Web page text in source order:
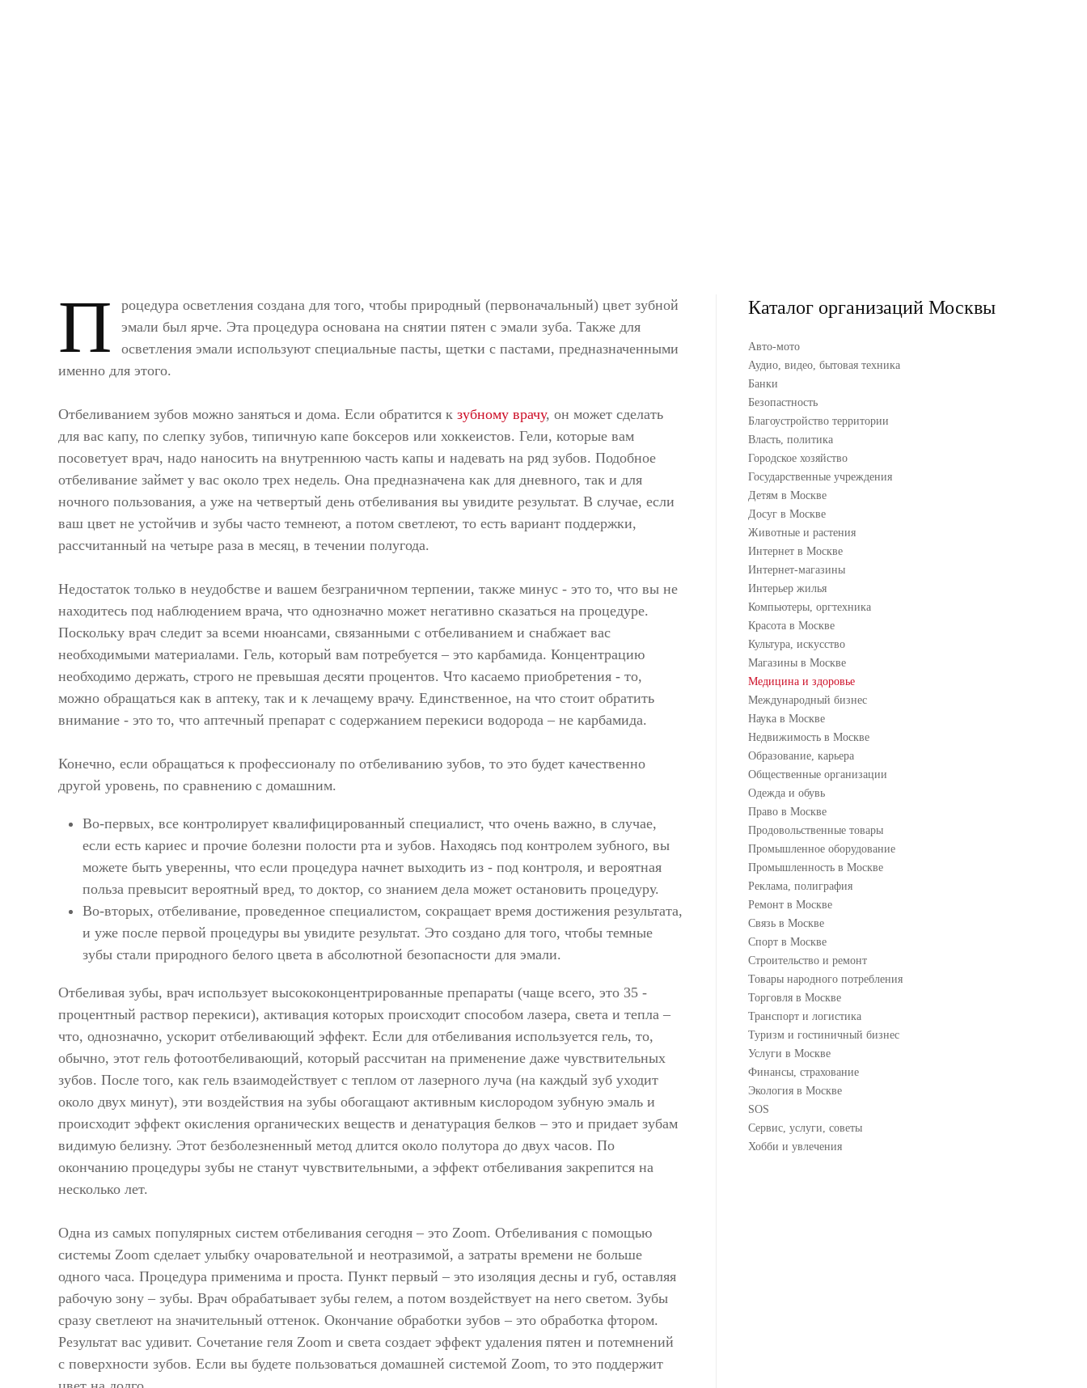
П
роцедура осветления создана для того, чтобы природный (первоначальный) цвет зубной
эмали был ярче. Эта процедура основана на снятии пятен с эмали зуба. Также для
осветления эмали используют специальные пасты, щетки с пастами, предназначенными
именно для этого.
Отбеливанием зубов можно заняться и дома. Если обратится к зубному врачу, он может сделать
для вас капу, по слепку зубов, типичную капе боксеров или хоккеистов. Гели, которые вам
посоветует врач, надо наносить на внутреннюю часть капы и надевать на ряд зубов. Подобное
отбеливание займет у вас около трех недель. Она предназначена как для дневного, так и для
ночного пользования, а уже на четвертый день отбеливания вы увидите результат. В случае, если
ваш цвет не устойчив и зубы часто темнеют, а потом светлеют, то есть вариант поддержки,
рассчитанный на четыре раза в месяц, в течении полугода.
Недостаток только в неудобстве и вашем безграничном терпении, также минус - это то, что вы не
находитесь под наблюдением врача, что однозначно может негативно сказаться на процедуре.
Поскольку врач следит за всеми нюансами, связанными с отбеливанием и снабжает вас
необходимыми материалами. Гель, который вам потребуется – это карбамида. Концентрацию
необходимо держать, строго не превышая десяти процентов. Что касаемо приобретения - то,
можно обращаться как в аптеку, так и к лечащему врачу. Единственное, на что стоит обратить
внимание - это то, что аптечный препарат с содержанием перекиси водорода – не карбамида.
Конечно, если обращаться к профессионалу по отбеливанию зубов, то это будет качественно
другой уровень, по сравнению с домашним.
Во-первых, все контролирует квалифицированный специалист, что очень важно, в случае,
если есть кариес и прочие болезни полости рта и зубов. Находясь под контролем зубного, вы
можете быть уверенны, что если процедура начнет выходить из - под контроля, и вероятная
польза превысит вероятный вред, то доктор, со знанием дела может остановить процедуру.
Во-вторых, отбеливание, проведенное специалистом, сокращает время достижения результата,
и уже после первой процедуры вы увидите результат. Это создано для того, чтобы темные
зубы стали природного белого цвета в абсолютной безопасности для эмали.
Отбеливая зубы, врач использует высококонцентрированные препараты (чаще всего, это 35 -
процентный раствор перекиси), активация которых происходит способом лазера, света и тепла –
что, однозначно, ускорит отбеливающий эффект. Если для отбеливания используется гель, то,
обычно, этот гель фотоотбеливающий, который рассчитан на применение даже чувствительных
зубов. После того, как гель взаимодействует с теплом от лазерного луча (на каждый зуб уходит
около двух минут), эти воздействия на зубы обогащают активным кислородом зубную эмаль и
происходит эффект окисления органических веществ и денатурация белков – это и придает зубам
видимую белизну. Этот безболезненный метод длится около полутора до двух часов. По
окончанию процедуры зубы не станут чувствительными, а эффект отбеливания закрепится на
несколько лет.
Одна из самых популярных систем отбеливания сегодня – это Zoom. Отбеливания с помощью
системы Zoom сделает улыбку очаровательной и неотразимой, а затраты времени не больше
одного часа. Процедура применима и проста. Пункт первый – это изоляция десны и губ, оставляя
рабочую зону – зубы. Врач обрабатывает зубы гелем, а потом воздействует на него светом. Зубы
сразу светлеют на значительный оттенок. Окончание обработки зубов – это обработка фтором.
Результат вас удивит. Сочетание геля Zoom и света создает эффект удаления пятен и потемнений
с поверхности зубов. Если вы будете пользоваться домашней системой Zoom, то это поддержит
Каталог организаций Москвы
Авто-мото
Аудио, видео, бытовая техника
Банки
Безопастность
Благоустройство территории
Власть, политика
Городское хозяйство
Государственные учреждения
Детям в Москве
Досуг в Москве
Животные и растения
Интернет в Москве
Интернет-магазины
Интерьер жилья
Компьютеры, оргтехника
Красота в Москве
Культура, искусство
Магазины в Москве
Медицина и здоровье
Международный бизнес
Наука в Москве
Недвижимость в Москве
Образование, карьера
Общественные организации
Одежда и обувь
Право в Москве
Продовольственные товары
Промышленное оборудование
Промышленность в Москве
Реклама, полиграфия
Ремонт в Москве
Связь в Москве
Спорт в Москве
Строительство и ремонт
Товары народного потребления
Торговля в Москве
Транспорт и логистика
Туризм и гостиничный бизнес
Услуги в Москве
Финансы, страхование
Экология в Москве
SOS
Сервис, услуги, советы
Хобби и увлечения